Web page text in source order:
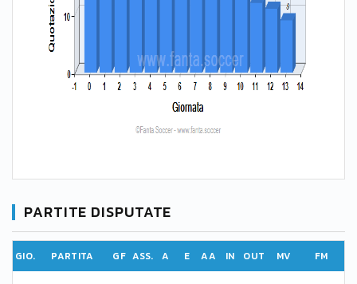
PARTITE DISPUTATE
GIO. PARTITA GF ASS. A E AA IN OUT MV FM